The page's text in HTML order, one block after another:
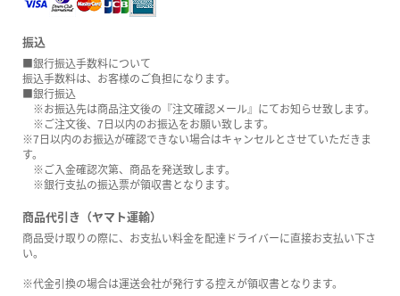
振込
■銀行振込手数料について
振込手数料は、お客様のご負担になります。
■銀行振込
※お振込先は商品注文後の『注文確認メール』にてお知らせ致します。
※ご注文後、7日以内のお振込をお願い致します。
※7日以内のお振込が確認できない場合はキャンセルとさせていただきま
す。
※ご入金確認次第、商品を発送致します。
※銀行支払の振込票が領収書となります。
商品代引き（ヤマト運輸）
商品受け取りの際に、お支払い料金を配達ドライバーに直接お支払い下さ
い。
※代金引換の場合は運送会社が発行する控えが領収書となります。